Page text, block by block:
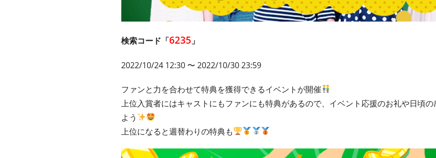
検索コード「6235 」
2022/10/24 12:30 〜 2022/10/30 23:59
ファンと力を合わせて特典を獲得できるイベントが開催
上位入賞者にはキャストにもファンにも特典があるので、イベント応援のお礼や日頃
よう
上位になると週替わりの特典も